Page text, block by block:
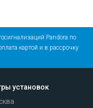
Pandora по
картой и в рассрочку
установок